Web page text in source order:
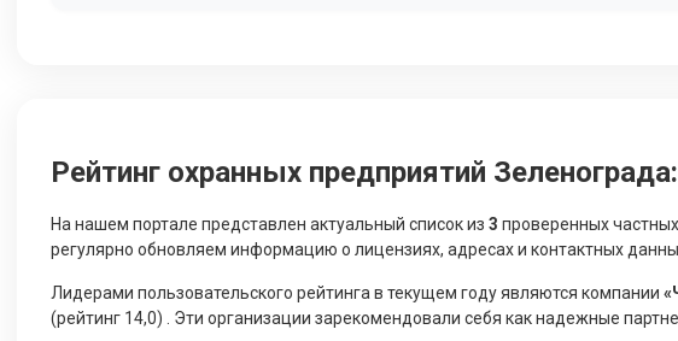
Рейтинг охранных предприятий
На нашем портале представлен актуальный список из 3 проверенных
регулярно обновляем информацию о лицензиях, адресах и контактных
Лидерами пользовательского рейтинга в текущем году являются компании
(рейтинг 14,0) . Эти организации зарекомендовали себя как надежные